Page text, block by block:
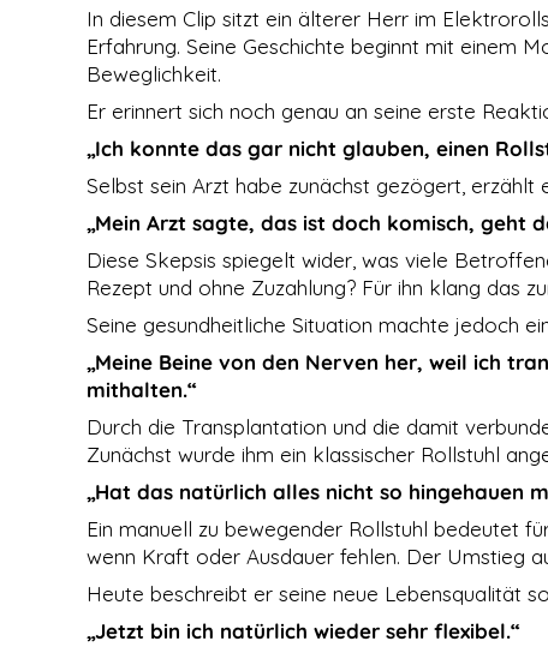
In diesem Clip sitzt ein älterer Herr im
Erfahrung. Seine Geschichte beginnt mit einem
Beweglichkeit.
Er erinnert sich noch genau an seine erste
„Ich konnte das gar nicht glauben, einen
Selbst sein Arzt habe zunächst gezögert, erzählt
„Mein Arzt sagte, das ist doch komisch, geht
Diese Skepsis spiegelt wider, was viele
Rezept und ohne Zuzahlung? Für ihn klang das
Seine gesundheitliche Situation machte jedoch
„Meine Beine von den Nerven her, weil ich
mithalten.“
Durch die Transplantation und die damit
Zunächst wurde ihm ein klassischer Rollstuhl
„Hat das natürlich alles nicht so hingehauen
Ein manuell zu bewegender Rollstuhl bedeutet
wenn Kraft oder Ausdauer fehlen. Der Umstieg
Heute beschreibt er seine neue Lebensqualität
„Jetzt bin ich natürlich wieder sehr flexibel.“
NOTWENDIGE
Diese Cookies
sind nicht
werden
standardmäßig
gesetzt, die für
den Betrieb der
Webseite
zwingend
sind und somit
berechtigten
Interesse
Abs. 1 S. 1 lit. f)
entsprechen.